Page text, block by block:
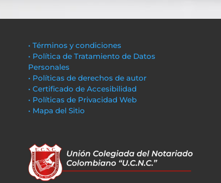
• Términos y condiciones
• Política de Tratamiento de Datos
Personales
• Políticas de derechos de autor
• Certificado de Accesibilidad
• Políticas de Privacidad Web
• Mapa del Sitio